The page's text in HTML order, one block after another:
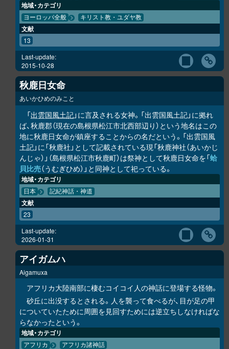
地域・カテゴリ
ヨーロッパ全般 キリスト教・ユダヤ教
文献
13
Last-update:
2015-10-28
秋鹿日女命
あいかひめのみこと
「出雲国風土記」に言及される女神。「出雲国風土記」に拠れ
ば、秋鹿郡（現在の島根県松江市北西部辺り）という地名はこの
地に秋鹿日女命が鎮座することからの名だという。「出雲国風
土記」に「秋鹿社」として記載されている現「秋鹿神社（あいかじ
んじゃ）」（島根県松江市秋鹿町）は祭神として秋鹿日女命を「蛤
貝比売（うむぎひめ）」と同神として祀っている。
地域・カテゴリ
日本 記紀神話・神道
文献
23
Last-update:
2026-01-31
アイガムハ
Aigamuxa
アフリカ大陸南部に棲むコイコイ人の神話に登場する怪物。
砂丘に出没するとされる。人を襲って食べるが、目が足の甲
についていたために周囲を見回すためには逆立ちしなければな
らなかったという。
地域・カテゴリ
アフリカ アフリカ諸神話